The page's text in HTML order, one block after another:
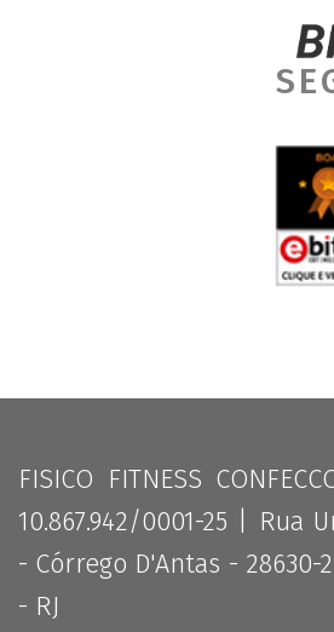
FISICO FITNESS
10.867.942/0001-25 | Rua
- Córrego D'Antas - 28630-
- RJ